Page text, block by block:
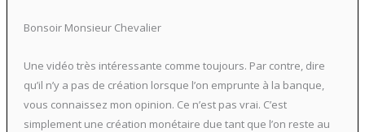
Bonsoir Monsieur Chevalier
Une vidéo très intéressante comme toujours. Par contre, dire
qu’il n’y a pas de création lorsque l’on emprunte à la banque,
vous connaissez mon opinion. Ce n’est pas vrai. C’est
simplement une création monétaire due tant que l’on reste au